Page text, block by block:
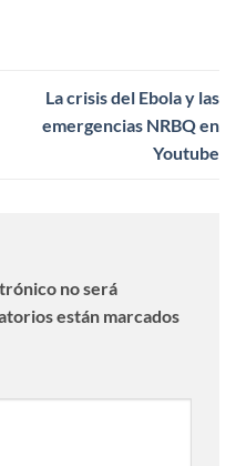
La crisis del Ebola y las
emergencias NRBQ en
Youtube
no será
están marcados